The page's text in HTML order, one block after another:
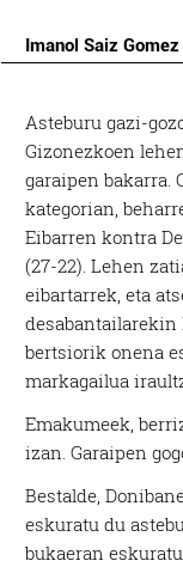
Imanol Saiz
Asteburu gazi-
Gizonezkoen
garaipen bakarra.
kategorian,
Eibarren kontra
(27-22). Lehen
eibartarrek, eta
desabantailarekin
bertsiorik onena
markagailua
Emakumeek,
izan. Garaipen
Bestalde,
eskuratu du
bukaeran